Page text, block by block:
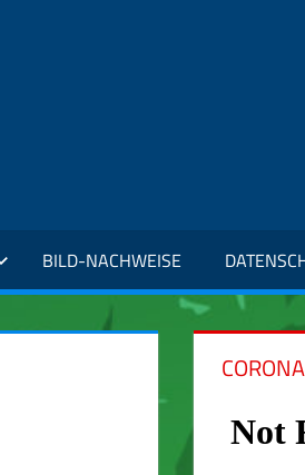
BILD-NACHWEISE